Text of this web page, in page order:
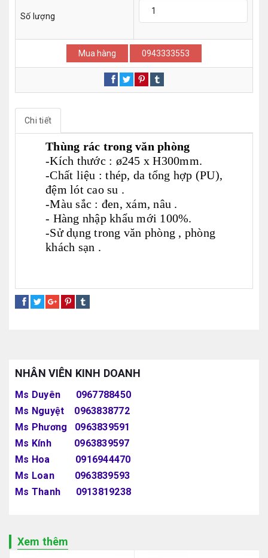
Số lượng
Mua hàng 0943333553
Chi tiết
Thùng rác trong văn phòng
-Kích thước : ø245 x H300mm.
-Chất liệu : thép, da tổng hợp (PU),
đệm lót cao su .
-Màu sắc : đen, xám, nâu .
- Hàng nhập khẩu mới 100%.
-Sử dụng trong văn phòng , phòng
khách sạn .
NHÂN VIÊN KINH DOANH
Ms Duyên 0967788450
Ms Nguyệt 0963838772
Ms Phương 0963839591
Ms Kính 0963839597
Ms Hoa 0916944470
Ms Loan 0963839593
Ms Thanh 0913819238
Xem thêm